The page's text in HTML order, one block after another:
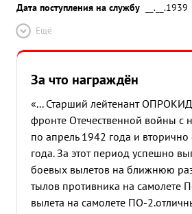
Дата поступления на службу
__.__.1939
Ещё
За что награждён
«... Старший лейтенант
фронте Отечественной войны с
по апрель 1942 года и
года. За этот период успешно
боевых вылетов на ближнюю
тылов противника на самолете
вылета на самолете ПО-